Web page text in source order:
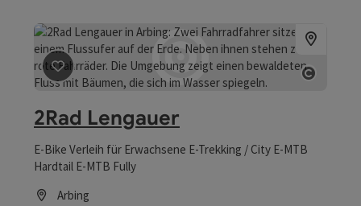
Beitrag merken: 2Rad Lengauer
2Rad Lengauer
E-Bike Verleih für Erwachsene E-Trekking / City E-MTB
Hardtail E-MTB Fully
Arbing